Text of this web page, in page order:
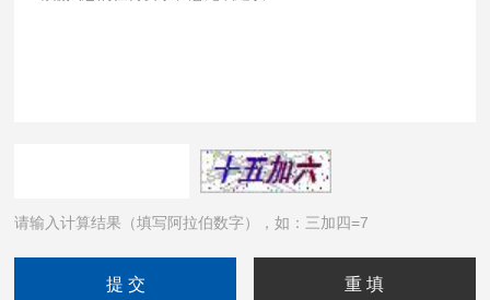
请输入计算结果（填写阿拉伯数字），如：三加四=7